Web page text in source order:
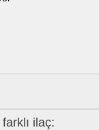
ilaç: